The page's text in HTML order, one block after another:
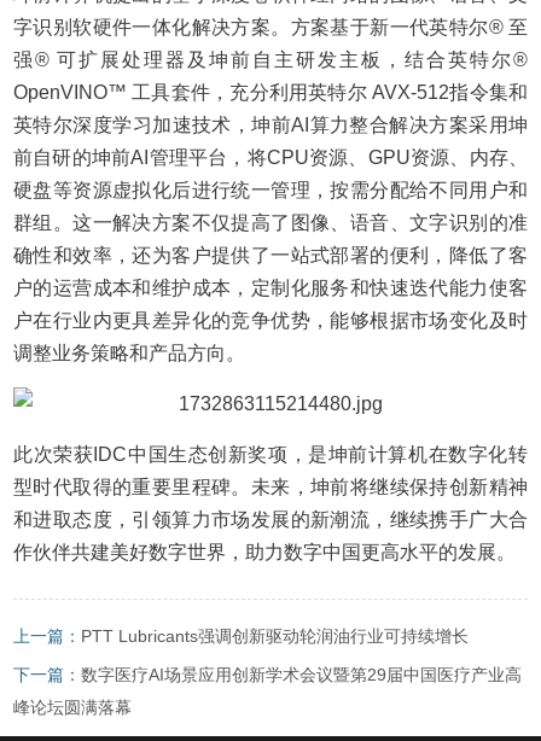
字识别软硬件一体化解决方案。方案基于新一代英特尔® 至
强® 可扩展处理器及坤前自主研发主板，结合英特尔®
OpenVINO™ 工具套件，充分利用英特尔 AVX-512指令集和
英特尔深度学习加速技术，坤前AI算力整合解决方案采用坤
前自研的坤前AI管理平台，将CPU资源、GPU资源、内存、
硬盘等资源虚拟化后进行统一管理，按需分配给不同用户和
群组。这一解决方案不仅提高了图像、语音、文字识别的准
确性和效率，还为客户提供了一站式部署的便利，降低了客
户的运营成本和维护成本，定制化服务和快速迭代能力使客
户在行业内更具差异化的竞争优势，能够根据市场变化及时
调整业务策略和产品方向。
此次荣获IDC中国生态创新奖项，是坤前计算机在数字化转
型时代取得的重要里程碑。未来，坤前将继续保持创新精神
和进取态度，引领算力市场发展的新潮流，继续携手广大合
作伙伴共建美好数字世界，助力数字中国更高水平的发展。
上一篇： PTT Lubricants强调创新驱动轮润油行业可持续增长
下一篇：数字医疗AI场景应用创新学术会议暨第29届中国医疗产业高
峰论坛圆满落幕